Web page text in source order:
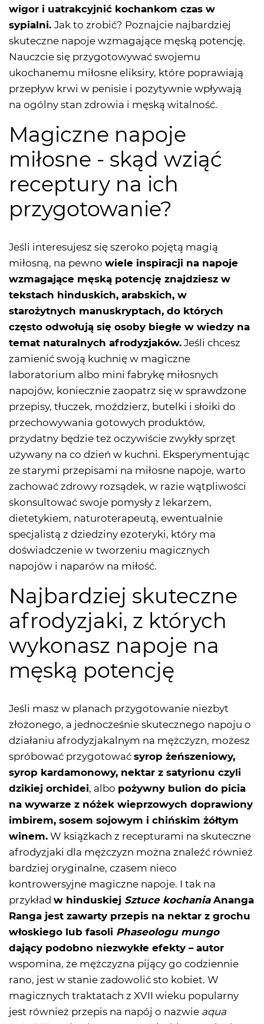
wigor i uatrakcyjnić kochankom czas w
sypialni. Jak to zrobić? Poznajcie najbardziej
skuteczne napoje wzmagające męską potencję.
Nauczcie się przygotowywać swojemu
ukochanemu miłosne eliksiry, które poprawiają
przepływ krwi w penisie i pozytywnie wpływają
na ogólny stan zdrowia i męską witalność.
Magiczne napoje
miłosne - skąd wziąć
receptury na ich
przygotowanie?
Jeśli interesujesz się szeroko pojętą magią
miłosną, na pewno wiele inspiracji na napoje
wzmagające męską potencję znajdziesz w
tekstach hinduskich, arabskich, w
starożytnych manuskryptach, do których
często odwołują się osoby biegłe w wiedzy na
temat naturalnych afrodyzjaków. Jeśli chcesz
zamienić swoją kuchnię w magiczne
laboratorium albo mini fabrykę miłosnych
napojów, koniecznie zaopatrz się w sprawdzone
przepisy, tłuczek, moździerz, butelki i słoiki do
przechowywania gotowych produktów,
przydatny będzie też oczywiście zwykły sprzęt
używany na co dzień w kuchni. Eksperymentując
ze starymi przepisami na miłosne napoje, warto
zachować zdrowy rozsądek, w razie wątpliwości
skonsultować swoje pomysły z lekarzem,
dietetykiem, naturoterapeutą, ewentualnie
specjalistą z dziedziny ezoteryki, który ma
doświadczenie w tworzeniu magicznych
napojów i naparów na miłość.
Najbardziej skuteczne
afrodyzjaki, z których
wykonasz napoje na
męską potencję
Jeśli masz w planach przygotowanie niezbyt
złożonego, a jednocześnie skutecznego napoju o
działaniu afrodyzjakalnym na mężczyzn, możesz
spróbować przygotować syrop żeńszeniowy,
syrop kardamonowy, nektar z satyrionu czyli
dzikiej orchidei, albo pożywny bulion do picia
na wywarze z nóżek wieprzowych doprawiony
imbirem, sosem sojowym i chińskim żółtym
winem. W książkach z recepturami na skuteczne
afrodyzjaki dla mężczyzn można znaleźć również
bardziej oryginalne, czasem nieco
kontrowersyjne magiczne napoje. I tak na
przykład w hinduskiej Sztuce kochaniaAnanga
Ranga jest zawarty przepis na nektar z grochu
włoskiego lub fasoli Phaseologu mungo
dający podobno niezwykłe efekty – autor
wspomina, że mężczyzna pijący go codziennie
rano, jest w stanie zadowolić sto kobiet. W
magicznych traktatach z XVII wieku popularny
jest również przepis na napój o nazwie aqua